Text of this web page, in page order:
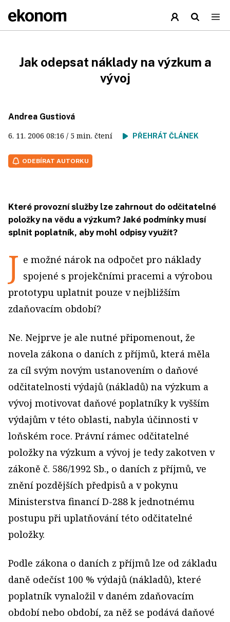
Jak odepsat náklady na výzkum a
vývoj
Andrea Gustiová
6. 11. 2006 08:16 / 5 min. čtení PŘEHRÁT ČLÁNEK
ODEBÍRAT AUTORKU
Které provozní služby lze zahrnout do odčitatelné
položky na vědu a výzkum? Jaké podmínky musí
splnit poplatník, aby mohl odpisy využít?
J e možné nárok na odpočet pro náklady
spojené s projekčními pracemi a výrobou
prototypu uplatnit pouze v nejbližším
zdaňovacím období?
Ne. Nejprve je ale nutné připomenout, že
novela zákona o daních z příjmů, která měla
za cíl svým novým ustanovením o daňové
odčitatelnosti výdajů (nákladů) na výzkum a
vývoj motivovat daňové poplatníky k vyšším
výdajům v této oblasti, nabyla účinnosti v
loňském roce. Právní rámec odčitatelné
položky na výzkum a vývoj je tedy zakotven v
zákoně č. 586/1992 Sb., o daních z příjmů, ve
znění pozdějších předpisů a v pokynu
Ministerstva financí D-288 k jednotnému
postupu při uplatňování této odčitatelné
položky.
Podle zákona o daních z příjmů lze od základu
daně odečíst 100 % výdajů (nákladů), které
poplatník vynaložil v daném zdaňovacím
období nebo období, za něž se podává daňové